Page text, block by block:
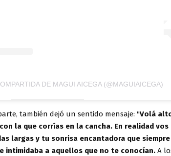
DE MAGUI AICEGA (@MAGUIAICEGA)
también dejó un sentido mensaje: "Volá
la que corrías en la cancha. En realidad
largas y tu sonrisa encantadora que
intimidaba a aquellos que no te conocían. A